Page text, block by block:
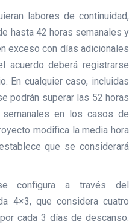
labores de continuidad,
hasta 42 horas semanales y
exceso con días adicionales
acuerdo deberá registrarse
En cualquier caso, incluidas
podrán superar las 52 horas
en los casos de
modifica la media hora
que se considerará
configura a través del
4×3, que considera cuatro
cada 3 días de descanso.